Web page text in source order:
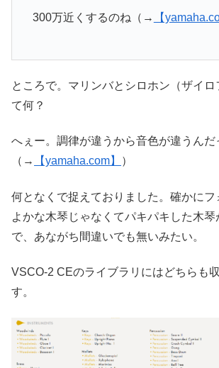
300万近くするのね（→ 【
ところで。マリンバとシロホン（ザイロ
て何？
へぇー。調律が違うから音色が違うんだ
（→
【yamaha.com】 ）
何となくで捉えておりました。確かにフ
よかな木琴じゃなくてパキパキした木
で、あながち間違いでも無いみたい。
VSCO-2 CEのライブラリにはどちらも
す。